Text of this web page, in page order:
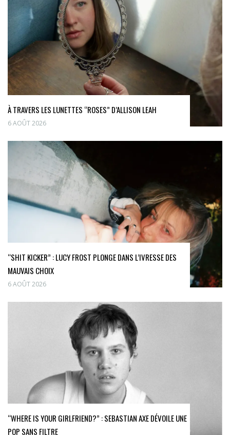
À TRAVERS LES LUNETTES “ROSES” D’ALLISON LEAH
6 AOÛT 2026
“SHIT KICKER” : LUCY FROST PLONGE DANS L’IVRESSE DES
MAUVAIS CHOIX
6 AOÛT 2026
“WHERE IS YOUR GIRLFRIEND?” : SEBASTIAN AXE DÉVOILE UNE
POP SANS FILTRE